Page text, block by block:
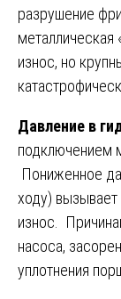
разрушение
металлическая
износ, но
Давление в
подключением
Пониженное
ходу)
износ.
насоса,
уплотнения